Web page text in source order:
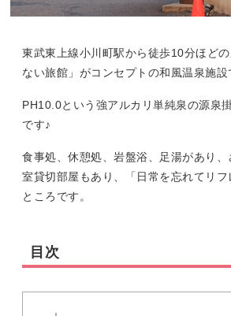
東武東上線小川町駅から徒歩10分ほど
ない旅館」がコンセプトの和風温泉施設
PH10.0という強アルカリ単純泉の源泉
です♪
食事処、休憩処、岩盤浴、足湯があり
室貸切部屋もあり、「日常を忘れてリフ
ところです。
目次